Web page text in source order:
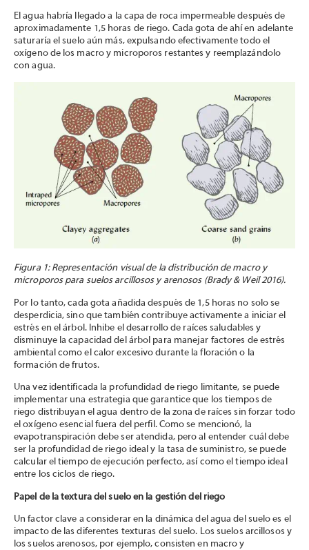
El agua habría llegado a la capa de roca impermeable después de
aproximadamente 1,5 horas de riego. Cada gota de ahí en adelante
saturaría el suelo aún más, expulsando efectivamente todo el
oxígeno de los macro y microporos restantes y reemplazándolo
con agua.
Figura 1: Representación visual de la distribución de macro y
microporos para suelos arcillosos y arenosos (Brady & Weil 2016).
Por lo tanto, cada gota añadida después de 1,5 horas no solo se
desperdicia, sino que también contribuye activamente a iniciar el
estrés en el árbol. Inhibe el desarrollo de raíces saludables y
disminuye la capacidad del árbol para manejar factores de estrés
ambiental como el calor excesivo durante la floración o la
formación de frutos.
Una vez identificada la profundidad de riego limitante, se puede
implementar una estrategia que garantice que los tiempos de
riego distribuyan el agua dentro de la zona de raíces sin forzar todo
el oxígeno esencial fuera del perfil. Como se mencionó, la
evapotranspiración debe ser atendida, pero al entender cuál debe
ser la profundidad de riego ideal y la tasa de suministro, se puede
calcular el tiempo de ejecución perfecto, así como el tiempo ideal
entre los ciclos de riego.
Papel de la textura del suelo en la gestión del riego
Un factor clave a considerar en la dinámica del agua del suelo es el
impacto de las diferentes texturas del suelo. Los suelos arcillosos y
los suelos arenosos, por ejemplo, consisten en macro y